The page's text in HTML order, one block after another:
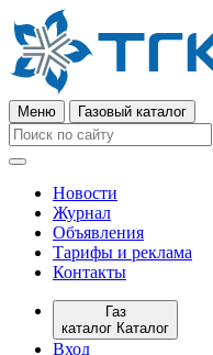
Меню Газовый каталог
Новости
Журнал
Объявления
Тарифы и реклама
Контакты
Газ
каталог Каталог
Вход